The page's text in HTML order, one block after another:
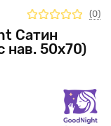
Сатин
нав. 50х70)
(0)